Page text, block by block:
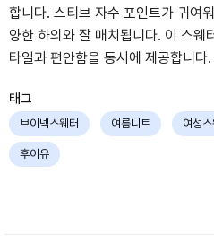
합니다. 스티브 자수 포인트가 귀여
양한 하의와 잘 매치됩니다. 이 스웨
타일과 편안함을 동시에 제공합니다.
태그
브이넥스웨터 여름니트 여성
후아유